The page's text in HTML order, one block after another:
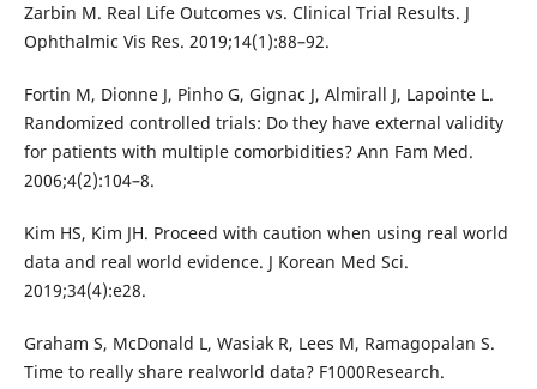
Zarbin M. Real Life Outcomes vs. Clinical Trial Results. J
Ophthalmic Vis Res. 2019;14(1):88–92.
Fortin M, Dionne J, Pinho G, Gignac J, Almirall J, Lapointe L.
Randomized controlled trials: Do they have external validity
for patients with multiple comorbidities? Ann Fam Med.
2006;4(2):104–8.
Kim HS, Kim JH. Proceed with caution when using real world
data and real world evidence. J Korean Med Sci.
2019;34(4):e28.
Graham S, McDonald L, Wasiak R, Lees M, Ramagopalan S.
Time to really share realworld data? F1000Research.